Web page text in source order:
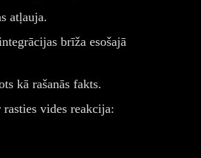
atļauja.
brīža esošajā
kā rašanās fakts.
vides reakcija: